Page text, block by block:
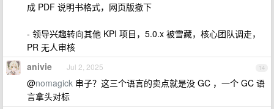
成 PDF 说明书格式，网页版撤下
- 领导兴趣转向其他 KPI 项目，5.0.x 被雪藏，核心团队调走，
PR 无人审核
14
anivie Jul 2, 2025
@nomagick 串子？这三个语言的卖点就是没 GC ，一个 GC 语
言拿头对标